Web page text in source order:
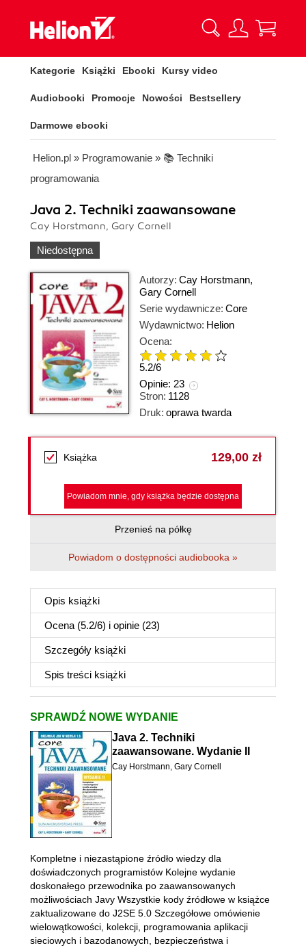
Kategorie Książki Ebooki Kursy video
Audiobooki Promocje Nowości Bestsellery
Darmowe ebooki
Helion.pl » Programowanie » 📚 Techniki
programowania
Java 2. Techniki zaawansowane
Cay Horstmann, Gary Cornell
Niedostępna
Autorzy: Cay Horstmann,
Gary Cornell
Serie wydawnicze: Core
Wydawnictwo: Helion
Ocena:
5.2/6
Opinie: 23
Stron: 1128
Druk: oprawa twarda
Książka 129,00 zł
Powiadom mnie, gdy książka będzie dostępna
Przenieś na półkę
Powiadom o dostępności audiobooka »
Opis książki
Ocena (5.2/6) i opinie (23)
Szczegóły książki
Spis treści książki
SPRAWDŹ NOWE WYDANIE
Java 2. Techniki
zaawansowane. Wydanie II
Cay Horstmann, Gary Cornell
Kompletne i niezastąpione źródło wiedzy dla
doświadczonych programistów Kolejne wydanie
doskonałego przewodnika po zaawansowanych
możliwościach Javy Wszystkie kody źródłowe w książce
zaktualizowane do J2SE 5.0 Szczegółowe omówienie
wielowątkowości, kolekcji, programowania aplikacji
sieciowych i bazodanowych, bezpieczeństwa i